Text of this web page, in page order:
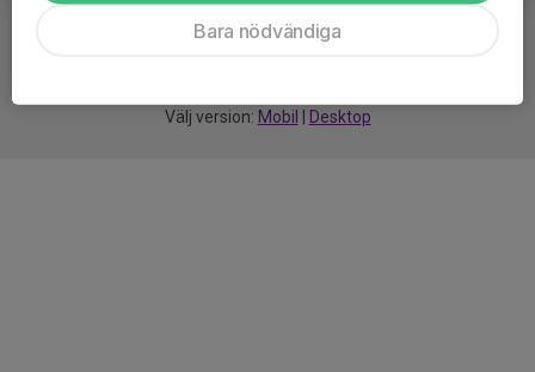
Välj version: Mobil Desktop
Bara nödvändiga